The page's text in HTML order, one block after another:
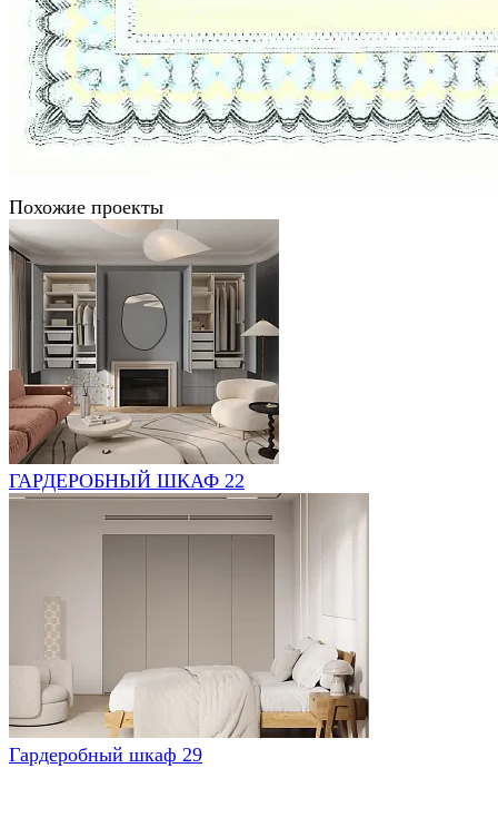
Похожие проекты
ГАРДЕРОБНЫЙ ШКАФ 22
Гардеробный шкаф 29